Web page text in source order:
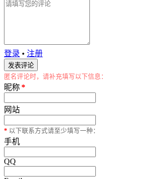
登录 • 注册
匿名评论时，请补充填写以下信息：
昵称*
网站
* 以下联系方式请至少填写一种：
手机
QQ